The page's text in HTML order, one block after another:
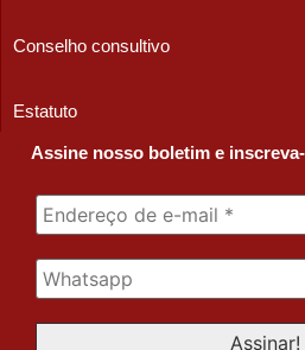
Conselho consultivo
Estatuto
Assine nosso boletim e